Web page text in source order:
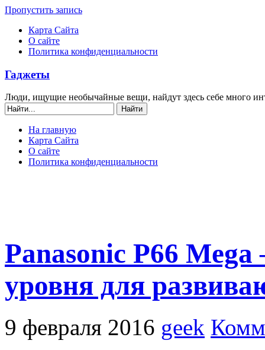
Пропустить запись
Карта Сайта
О сайте
Политика конфиденциальности
Гаджеты
Люди, ищущие необычайные вещи, найдут здесь себе много
На главную
Карта Сайта
О сайте
Политика конфиденциальности
Panasonic P66
уровня для
9 февраля 2016 geek